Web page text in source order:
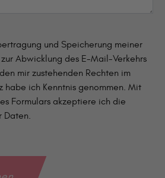
und Speicherung meiner
Abwicklung des E-Mail-Verkehrs
mir zustehenden Rechten im
habe ich Kenntnis genommen. Mit
Formulars akzeptiere ich die
Daten.